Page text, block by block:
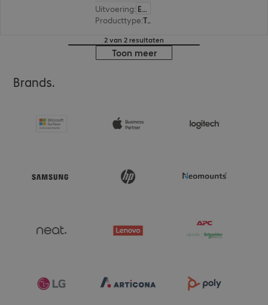
Uitvoering: Europa
Producttype: Tracker
2 van 2 resultaten
Toon meer
Brands.